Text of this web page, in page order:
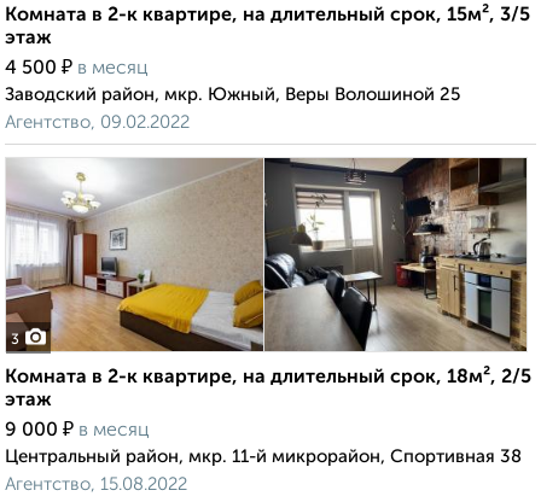
Комната в 2-к квартире, на длительный срок, 15м², 3/5
этаж
4 500 ₽ в месяц
Заводский район, мкр. Южный, Веры Волошиной 25
Агентство, 09.02.2022
3
Комната в 2-к квартире, на длительный срок, 18м², 2/5
этаж
9 000 ₽ в месяц
Центральный район, мкр. 11-й микрорайон, Спортивная 38
Агентство, 15.08.2022